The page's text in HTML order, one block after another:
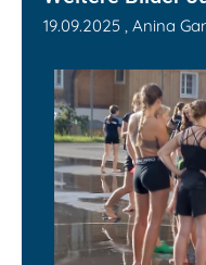
19.09.2025 , Anina